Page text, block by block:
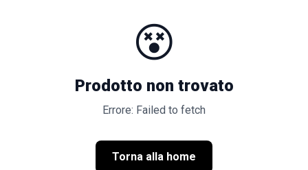
😵
Prodotto non trovato
Errore: Failed to fetch
Torna alla home